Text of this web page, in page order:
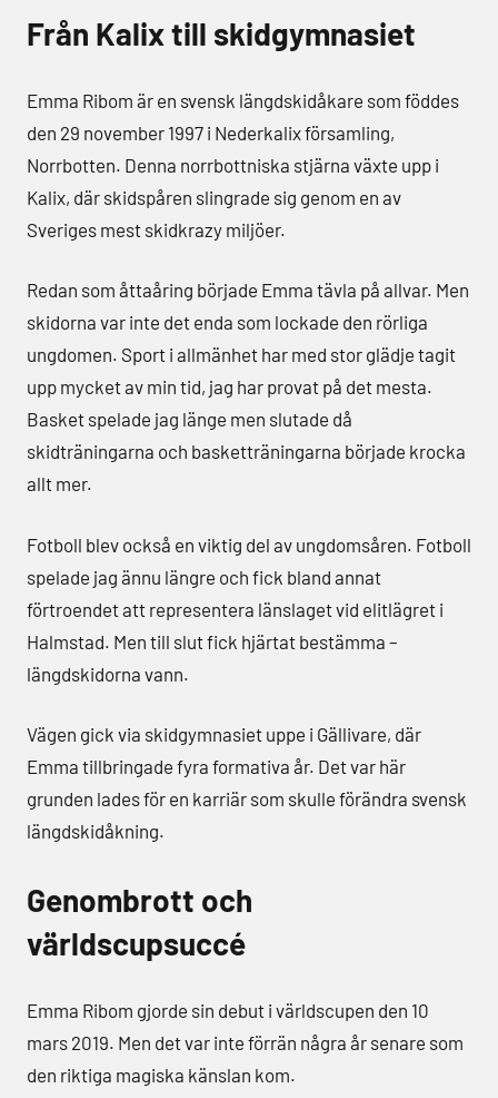
Från Kalix till skidgymnasiet
Emma Ribom är en svensk längdskidåkare som föddes
den 29 november 1997 i Nederkalix församling,
Norrbotten. Denna norrbottniska stjärna växte upp i
Kalix, där skidspåren slingrade sig genom en av
Sveriges mest skidkrazy miljöer.
Redan som åttaåring började Emma tävla på allvar. Men
skidorna var inte det enda som lockade den rörliga
ungdomen. Sport i allmänhet har med stor glädje tagit
upp mycket av min tid, jag har provat på det mesta.
Basket spelade jag länge men slutade då
skidträningarna och basketträningarna började krocka
allt mer.
Fotboll blev också en viktig del av ungdomsåren. Fotboll
spelade jag ännu längre och fick bland annat
förtroendet att representera länslaget vid elitlägret i
Halmstad. Men till slut fick hjärtat bestämma –
längdskidorna vann.
Vägen gick via skidgymnasiet uppe i Gällivare, där
Emma tillbringade fyra formativa år. Det var här
grunden lades för en karriär som skulle förändra svensk
längdskidåkning.
Genombrott och
världscupsuccé
Emma Ribom gjorde sin debut i världscupen den 10
mars 2019. Men det var inte förrän några år senare som
den riktiga magiska känslan kom.